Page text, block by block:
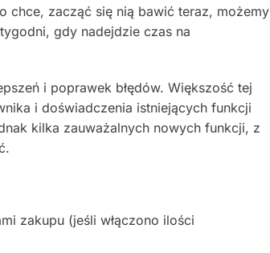
chce, zacząć się nią bawić teraz, możemy
gdy nadejdzie czas na
i poprawek błędów. Większość tej
i doświadczenia istniejących funkcji
kilka zauważalnych nowych funkcji, z
zakupu (jeśli włączono ilości